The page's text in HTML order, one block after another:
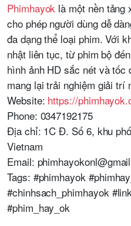
Phimhayok là một nền tảng
cho phép người dùng dễ
đa dạng thể loại phim. Với
nhật liên tục, từ phim bộ
hình ảnh HD sắc nét và tốc
mang lại trải nghiệm giải trí
Website: https://
Phone: 0347192175
Địa chỉ: 1C Đ. Số 6, khu
Vietnam
Email:
Tags: #phimhayok
#chinhsach_phimhayok
#phim_hay_ok